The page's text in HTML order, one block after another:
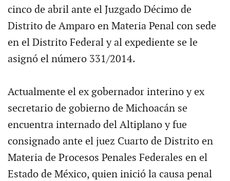
cinco de abril ante el Juzgado Décimo de
Distrito de Amparo en Materia Penal con sede
en el Distrito Federal y al expediente se le
asignó el número 331/2014.
Actualmente el ex gobernador interino y ex
secretario de gobierno de Michoacán se
encuentra internado del Altiplano y fue
consignado ante el juez Cuarto de Distrito en
Materia de Procesos Penales Federales en el
Estado de México, quien inició la causa penal